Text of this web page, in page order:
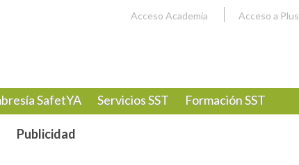
Acceso Academia Acceso a Plus
SafetYA Servicios SST Formación SST
Publicidad